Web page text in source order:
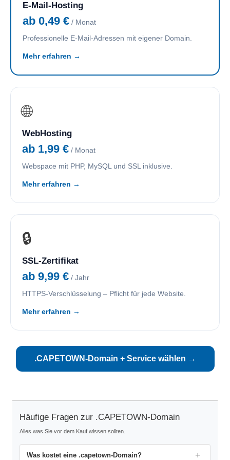
E-Mail-Hosting
ab 0,49 € / Monat
Professionelle E-Mail-Adressen mit eigener Domain.
Mehr erfahren →
🌐
WebHosting
ab 1,99 € / Monat
Webspace mit PHP, MySQL und SSL inklusive.
Mehr erfahren →
🔒
SSL-Zertifikat
ab 9,99 € / Jahr
HTTPS-Verschlüsselung – Pflicht für jede Website.
Mehr erfahren →
.CAPETOWN-Domain + Service wählen →
Häufige Fragen zur .CAPETOWN-Domain
Alles was Sie vor dem Kauf wissen sollten.
Was kostet eine .capetown-Domain?